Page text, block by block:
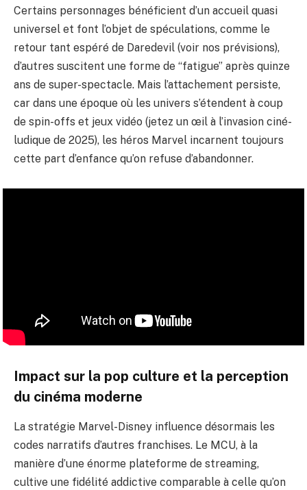
Certains personnages bénéficient d’un accueil quasi
universel et font l’objet de spéculations, comme le
retour tant espéré de Daredevil (voir nos prévisions),
d’autres suscitent une forme de “fatigue” après quinze
ans de super-spectacle. Mais l’attachement persiste,
car dans une époque où les univers s’étendent à coup
de spin-offs et jeux vidéo (jetez un œil à l’invasion ciné-
ludique de 2025), les héros Marvel incarnent toujours
cette part d’enfance qu’on refuse d’abandonner.
Impact sur la pop culture et la perception
du cinéma moderne
La stratégie Marvel-Disney influence désormais les
codes narratifs d’autres franchises. Le MCU, à la
manière d’une énorme plateforme de streaming,
cultive une fidélité addictive comparable à celle qu’on